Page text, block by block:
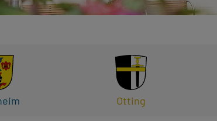
Otting